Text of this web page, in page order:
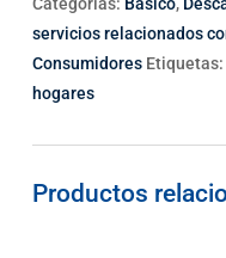
servicios relacionados
Consumidores Etiquetas:
hogares
Productos